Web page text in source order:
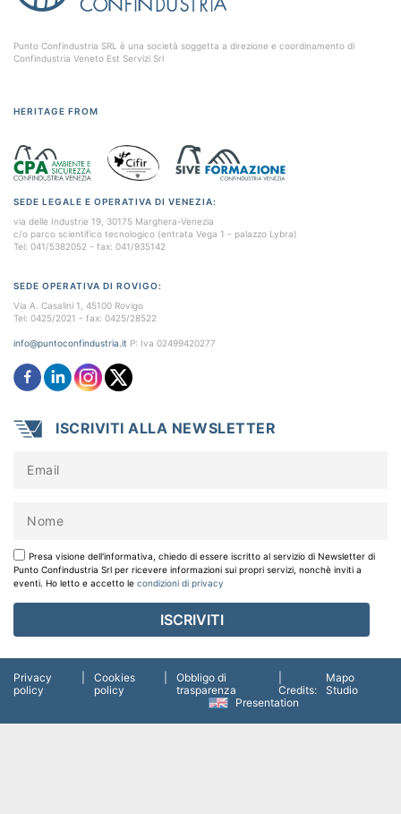
Punto Confindustria SRL è una società soggetta a direzione e coordinamento di
Confindustria Veneto Est Servizi Srl
HERITAGE FROM
SEDE LEGALE E OPERATIVA DI VENEZIA:
via delle Industrie 19, 30175 Marghera-Venezia
c/o parco scientifico tecnologico (entrata Vega 1 - palazzo Lybra)
Tel: 041/5382052 - fax: 041/935142
SEDE OPERATIVA DI ROVIGO:
Via A. Casalini 1, 45100 Rovigo
Tel: 0425/2021 - fax: 0425/28522
info@puntoconfindustria.it P: Iva 02499420277
ISCRIVITI ALLA NEWSLETTER
Presa visione dell'informativa, chiedo di essere iscritto al servizio di Newsletter di
Punto Confindustria Srl per ricevere informazioni sui propri servizi, nonchè inviti a
eventi. Ho letto e accetto le condizioni di privacy
Privacy
policy
Cookies
policy
Obbligo di
trasparenza
Credits:
Mapo
Studio
Presentation